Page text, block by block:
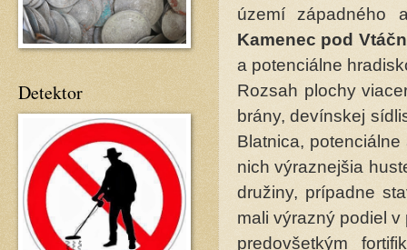
území západného
Kamenec pod
a potenciálne
Rozsah plochy
brány, devínskej
Blatnica,
nich výraznejšia
družiny, prípadne
mali výrazný podiel
predovšetkým
Detektor